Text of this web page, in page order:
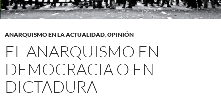
ANARQUISMO EN LA ACTUALIDAD,OPINIÓN
EL ANARQUISMO EN
DEMOCRACIA O EN
DICTADURA